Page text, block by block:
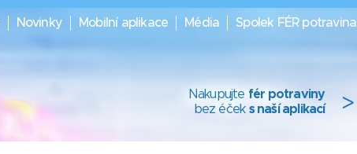
Novinky Mobilní aplikace Média Spolek FÉR potravina
Nakupujte fér potraviny
bez éček s naší aplikací >